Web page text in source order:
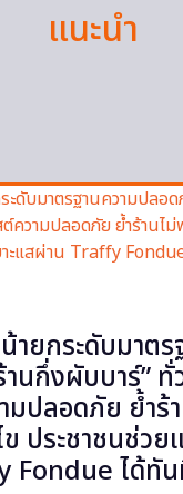
แนะนำ
ายกระดับมาตร
นกึ่งผับบาร์”
มปลอดภัย ย้ำร้
ประชาชนช่วย
Fondue ได้ทั